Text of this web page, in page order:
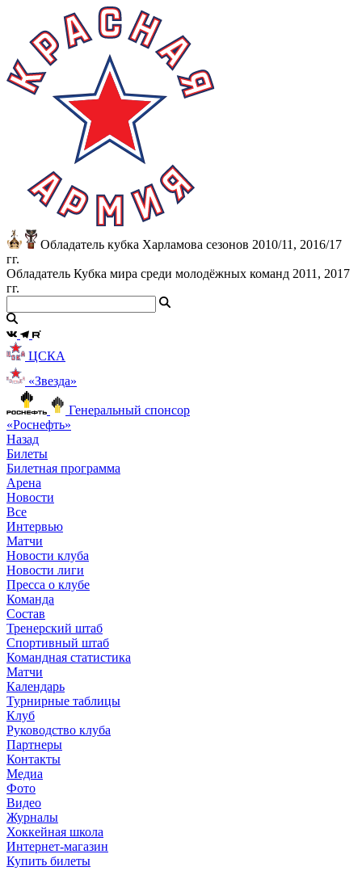
Обладатель кубка Харламова сезонов 2010/11, 2016/17
гг.
Обладатель Кубка мира среди молодёжных команд 2011, 2017
гг.
ЦСКА
«Звезда»
Генеральный спонсор
«Роснефть»
Назад
Билеты
Билетная программа
Арена
Новости
Все
Интервью
Матчи
Новости клуба
Новости лиги
Пресса о клубе
Команда
Состав
Тренерский штаб
Спортивный штаб
Командная статистика
Матчи
Календарь
Турнирные таблицы
Клуб
Руководство клуба
Партнеры
Контакты
Медиа
Фото
Видео
Журналы
Хоккейная школа
Интернет-магазин
Купить билеты